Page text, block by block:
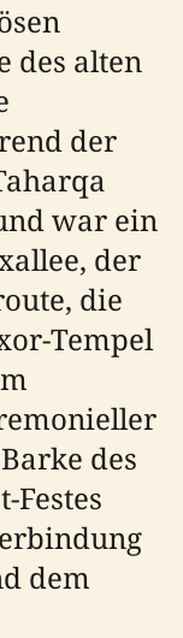
des alten
der
war ein
der
die
Tempel
des
Festes
dem